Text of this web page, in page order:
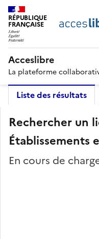
RÉPUBLIQUE
FRANÇAISE
Acceslibre
La plateforme
Liste des résultats
Rechercher un
Établissements
En cours de